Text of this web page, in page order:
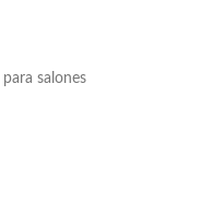
salones